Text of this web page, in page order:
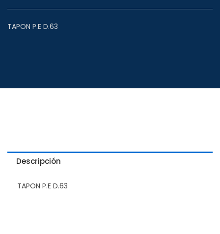
TAPON P.E D.63
Descripción
TAPON P.E D.63